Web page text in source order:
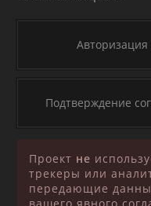
Авторизация
Подтверждение
Проект не
трекеры или
передающие